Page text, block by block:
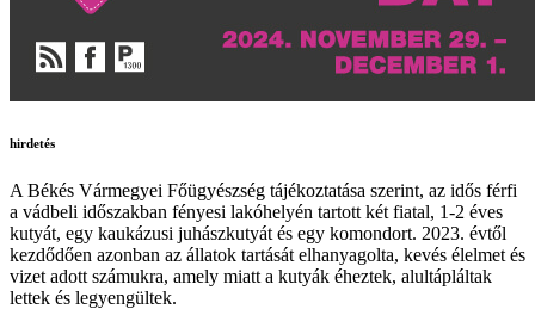
hirdetés
A Békés Vármegyei Főügyészség tájékoztatása szerint, az idős férfi
a vádbeli időszakban fényesi lakóhelyén tartott két fiatal, 1-2 éves
kutyát, egy kaukázusi juhászkutyát és egy komondort. 2023. évtől
kezdődően azonban az állatok tartását elhanyagolta, kevés élelmet és
vizet adott számukra, amely miatt a kutyák éheztek, alultápláltak
lettek és legyengültek.